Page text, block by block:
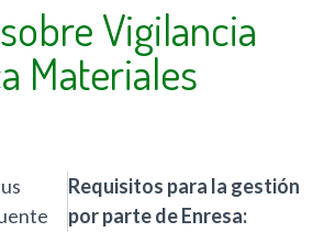
Vigilancia
Materiales
Requisitos para la gestión
por parte de Enresa: